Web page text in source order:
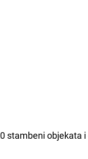
stambeni objekata